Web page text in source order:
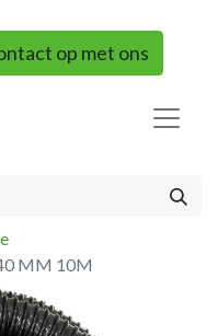
op met ons
MM 10M